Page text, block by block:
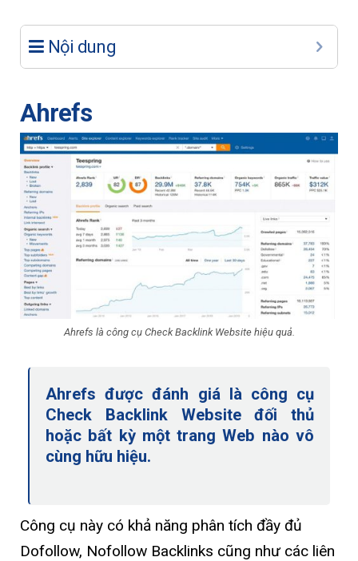
Nội dung
Ahrefs
Ahrefs là công cụ Check Backlink Website hiệu quả.
Ahrefs được đánh giá là công cụ
Check Backlink Website đối thủ
hoặc bất kỳ một trang Web nào vô
cùng hữu hiệu.
Công cụ này có khả năng phân tích đầy đủ
Dofollow, Nofollow Backlinks cũng như các liên